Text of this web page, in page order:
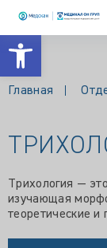
Открыть панель
Главная
Трихология —
изучающая
теоретические и